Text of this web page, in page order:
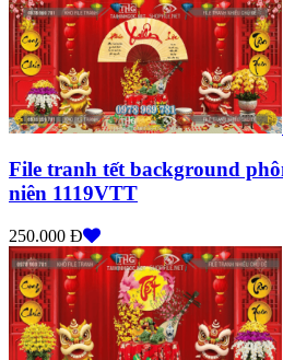
File tranh tết background
niên 1119VTT
250.000 Đ